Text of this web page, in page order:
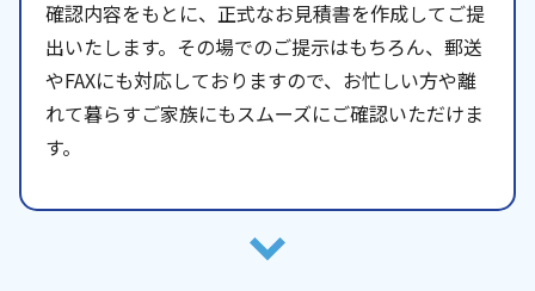
確認内容をもとに、正式なお見積書を作成してご提
出いたします。その場でのご提示はもちろん、郵送
やFAXにも対応しておりますので、お忙しい方や離
れて暮らすご家族にもスムーズにご確認いただけま
す。